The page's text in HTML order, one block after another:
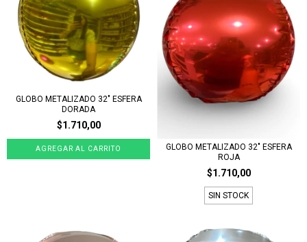
GLOBO METALIZADO 32" ESFERA
DORADA
$1.710,00
GLOBO METALIZADO 32" ESFERA
ROJA
$1.710,00
SIN STOCK